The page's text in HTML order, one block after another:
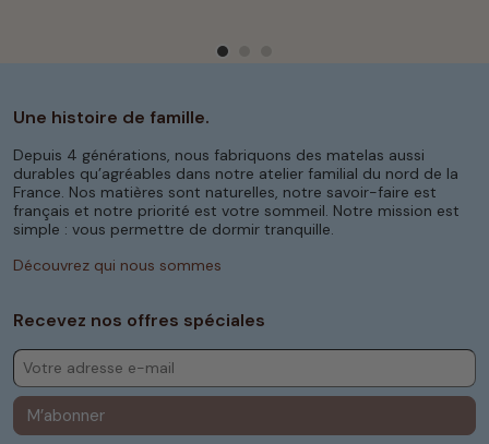
couvertures adaptées
aux saisons
En été, il est important de rester au frais pour
passer une nuit paisible. Noscouettes
vous offrent légèreté et respirabilité grâce à
fibres naturelles assurent une excellente
d'étouffement.
Opter pour nos couettes d'été, c’est faire le
choix d’un sommeil confortable, même durant
Une histoire de famille.
Depuis 4 générations, nous fabriquons des matelas aussi
durables qu’agréables dans notre atelier familial du nord de la
France. Nos matières sont naturelles, notre savoir-faire est
français et notre priorité est votre sommeil. Notre mission est
simple : vous permettre de dormir tranquille.
Découvrez qui nous sommes
Recevez nos offres spéciales
M’abonner